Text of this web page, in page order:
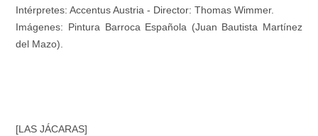
Intérpretes: Accentus Austria - Director: Thomas Wimmer.
Imágenes: Pintura Barroca Española (Juan Bautista Martínez
del Mazo).
[LAS JÁCARAS]